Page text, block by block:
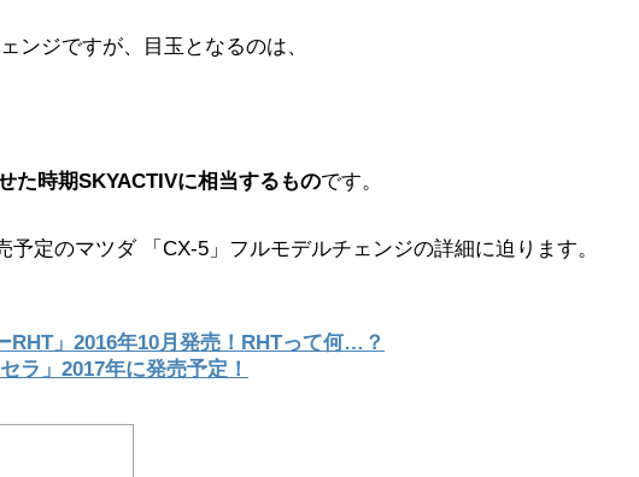
ンジですが、目玉となるのは、
た時期SKYACTIVに相当するものです。
予定のマツダ 「CX-5」フルモデルチェンジの詳細に迫ります。
RHT」2016年10月発売！RHTって何…？
ラ」2017年に発売予定！